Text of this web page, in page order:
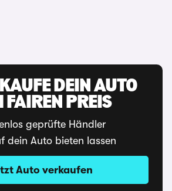
DEIN AUTO
FAIREN PREIS
geprüfte Händler
dein Auto bieten lassen
Auto verkaufen